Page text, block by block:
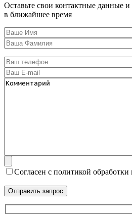
Оставьте свои контактные данные
в ближайшее время
Согласен с политикой